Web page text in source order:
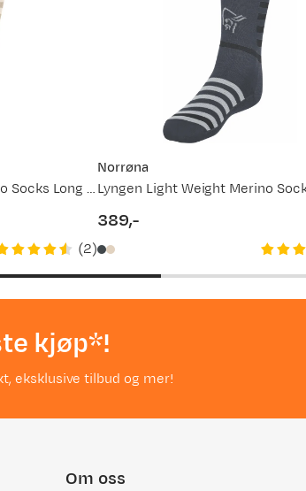
Lyngen Light Weight Merino Socks Long Oatmeal
(2)
Norrøna
389,-
kjøp*!
eksklusive tilbud og mer!
Om oss